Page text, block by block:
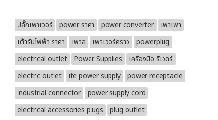
ปลั๊กเพาเวอร์ power ราคา power converter
เพาเพา
เต้ารับไฟฟ้า ราคา
เพาล เพาเวอร์คราว
powerplug
electrical outlet
Power Supplies
เครื่องมือ รีเวดร์
electric outlet
ite power supply
power receptacle
industrial connector
power supply cord
electrical accessories plugs
plug outlet